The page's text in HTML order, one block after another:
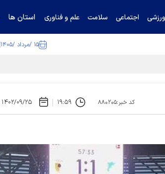
ورزشی اجتماعی سلامت علم و فناوری استان ها
۱۵ /مرداد /۱۴۰۵
کد خبر:۸۸۰۲۰۵ ۱۹:۵۹ ۱۴۰۲/۰۹/۲۵